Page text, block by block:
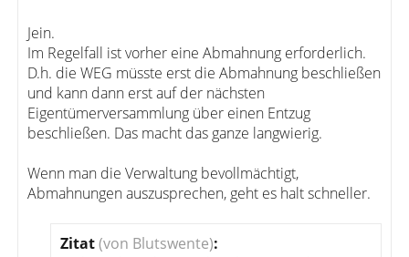
Jein.
Im Regelfall ist vorher eine Abmahnung erforderlich.
D.h. die WEG müsste erst die Abmahnung beschließen
und kann dann erst auf der nächsten
Eigentümerversammlung über einen Entzug
beschließen. Das macht das ganze langwierig.
Wenn man die Verwaltung bevollmächtigt,
Abmahnungen auszusprechen, geht es halt schneller.
Zitat(von Blutswente):